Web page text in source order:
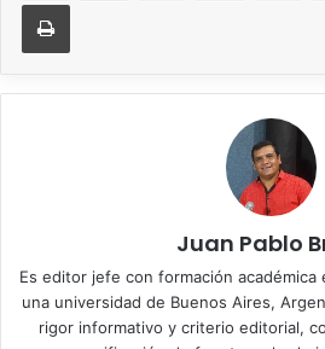
Juan Pablo
Es editor jefe con formación académica
una universidad de Buenos Aires,
rigor informativo y criterio editorial,